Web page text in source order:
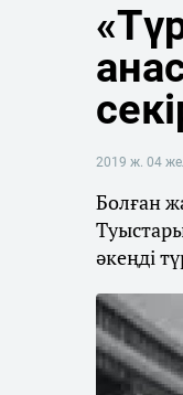
2019 ж. 04
Болған
әкеңді